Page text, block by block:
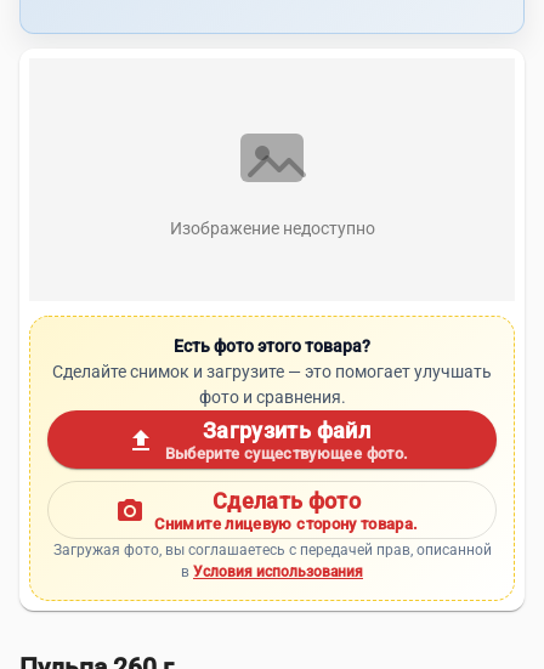
Изображение недоступно
Есть фото этого товара?
Сделайте снимок и загрузите — это помогает улучшать
фото и сравнения.
upload Загрузить файл
Выберите существующее фото.
photo_camera Сделать фото
Снимите лицевую сторону товара.
Загружая фото, вы соглашаетесь с передачей прав, описанной
в Условия использования